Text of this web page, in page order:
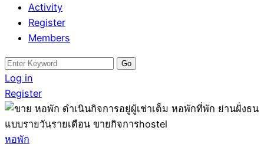
Activity
Register
Members
Search
for:
Log in
Register
หอพัก